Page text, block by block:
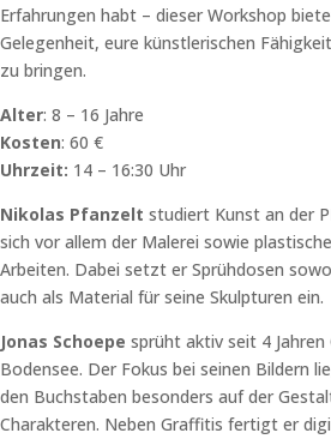
Erfahrungen habt – dieser Workshop
Gelegenheit, eure künstlerischen
zu bringen.
Alter: 8 – 16 Jahre
Kosten: 60 €
Uhrzeit: 14 – 16:30 Uhr
Nikolas Pfanzelt studiert Kunst an der
sich vor allem der Malerei sowie
Arbeiten. Dabei setzt er Sprühdosen
auch als Material für seine Skulpturen ein.
Jonas Schoepe sprüht aktiv seit 4
Bodensee. Der Fokus bei seinen Bildern
den Buchstaben besonders auf der
Charakteren. Neben Graffitis fertigt er